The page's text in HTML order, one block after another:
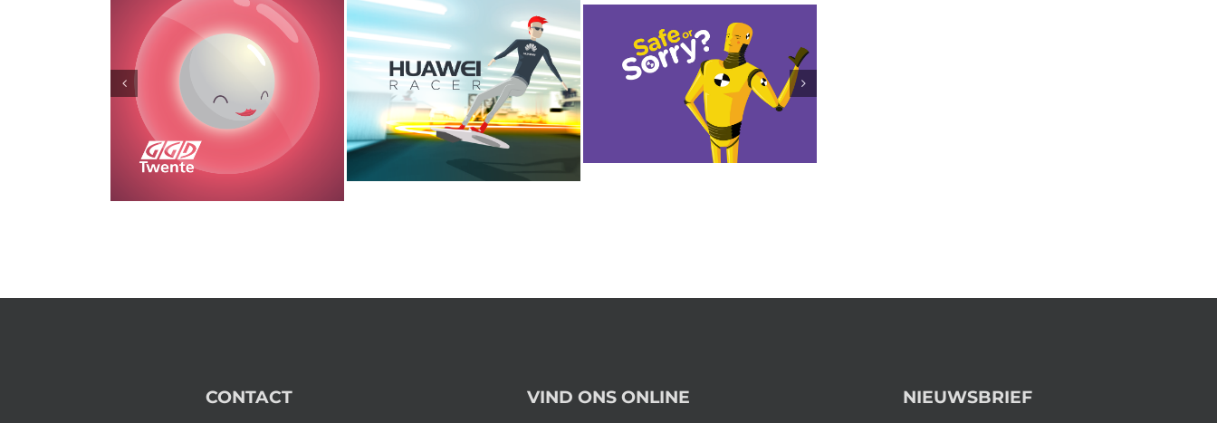
Huawei europe
– Huawei racer
RIVM – Safe or
Sorry
CONTACT VIND ONS ONLINE NIEUWSBRIEF